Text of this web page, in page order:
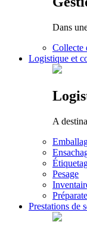
Dans
Collecte
Logistique et
A
Pesage
Prestations de